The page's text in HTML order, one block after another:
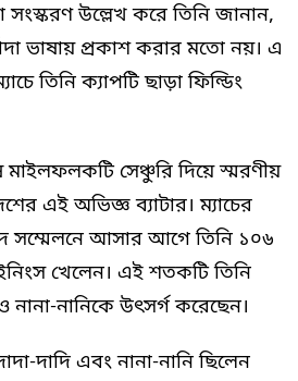
সংস্করণ উল্লেখ করে তিনি জানান,
ভাষায় প্রকাশ করার মতো নয়। এ
তিনি ক্যাপটি ছাড়া ফিল্ডিং
মাইলফলকটি সেঞ্চুরি দিয়ে স্মরণীয়
এই অভিজ্ঞ ব্যাটার। ম্যাচের
সম্মেলনে আসার আগে তিনি ১০৬
খেলেন। এই শতকটি তিনি
নানা-নানিকে উৎসর্গ করেছেন।
দাদি এবং নানা-নানি ছিলেন